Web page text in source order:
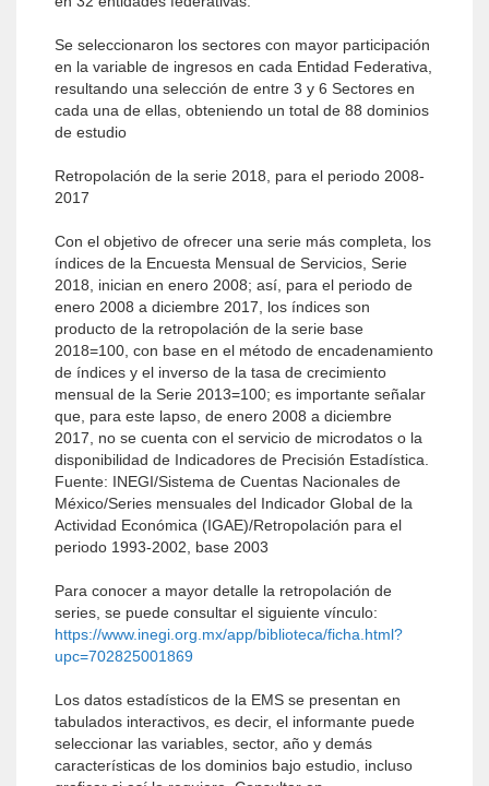
Se seleccionaron los sectores con mayor participación
en la variable de ingresos en cada Entidad Federativa,
resultando una selección de entre 3 y 6 Sectores en
cada una de ellas, obteniendo un total de 88 dominios
de estudio
Retropolación de la serie 2018, para el periodo 2008-
2017
Con el objetivo de ofrecer una serie más completa, los
índices de la Encuesta Mensual de Servicios, Serie
2018, inician en enero 2008; así, para el periodo de
enero 2008 a diciembre 2017, los índices son
producto de la retropolación de la serie base
2018=100, con base en el método de encadenamiento
de índices y el inverso de la tasa de crecimiento
mensual de la Serie 2013=100; es importante señalar
que, para este lapso, de enero 2008 a diciembre
2017, no se cuenta con el servicio de microdatos o la
disponibilidad de Indicadores de Precisión Estadística.
Fuente: INEGI/Sistema de Cuentas Nacionales de
México/Series mensuales del Indicador Global de la
Actividad Económica (IGAE)/Retropolación para el
periodo 1993-2002, base 2003
Para conocer a mayor detalle la retropolación de
series, se puede consultar el siguiente vínculo:
https://www.inegi.org.mx/app/biblioteca/ficha.html?
upc=702825001869
Los datos estadísticos de la EMS se presentan en
tabulados interactivos, es decir, el informante puede
seleccionar las variables, sector, año y demás
características de los dominios bajo estudio, incluso